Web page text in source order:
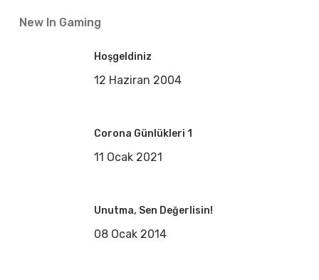
New In Gaming
Hoşgeldiniz
12 Haziran 2004
Corona Günlükleri 1
11 Ocak 2021
Unutma, Sen Değerlisin!
08 Ocak 2014